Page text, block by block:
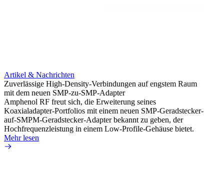
Artikel & Nachrichten
Zuverlässige High-Density-Verbindungen auf engstem Raum
mit dem neuen SMP-zu-SMP-Adapter
Amphenol RF freut sich, die Erweiterung seines
Koaxialadapter-Portfolios mit einem neuen SMP-Geradstecker-
auf-SMPM-Geradstecker-Adapter bekannt zu geben, der
Hochfrequenzleistung in einem Low-Profile-Gehäuse bietet.
Mehr lesen